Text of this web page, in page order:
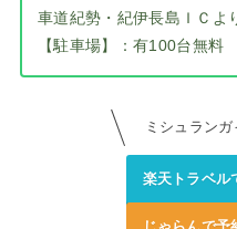
車道紀勢・紀伊長島ＩＣよ
【駐車場】：有100台無料
ミシュランガ
楽天トラベル